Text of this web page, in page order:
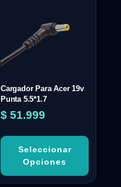
Cargador Para Acer 19v
Punta 5.5*1.7
$ 51.999
Seleccionar
Opciones